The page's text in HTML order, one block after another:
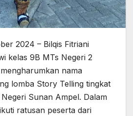
2024 – Bilqis Fitriani
kelas 9B MTs Negeri 2
nama
lomba Story Telling tingkat
Sunan Ampel. Dalam
ratusan peserta dari